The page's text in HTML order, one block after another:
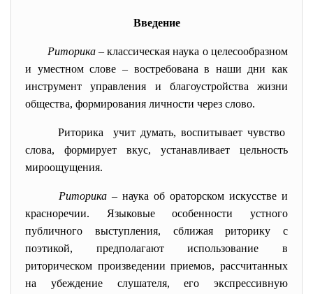
Введение
Риторика– классическая наука о целесообразном
и уместном слове – востребована в наши дни как
инструмент управления и благоустройства жизни
общества, формирования личности через слово.
Риторика учит думать, воспитывает чувство
слова, формирует вкус, устанавливает цельность
мироощущения.
Риторика – наука об ораторском искусстве и
красноречии. Языковые особенности устного
публичного выступления, сближая риторику с
поэтикой, предполагают использование в
риторическом произведении приемов, рассчитанных
на убеждение слушателя, его экспрессивную